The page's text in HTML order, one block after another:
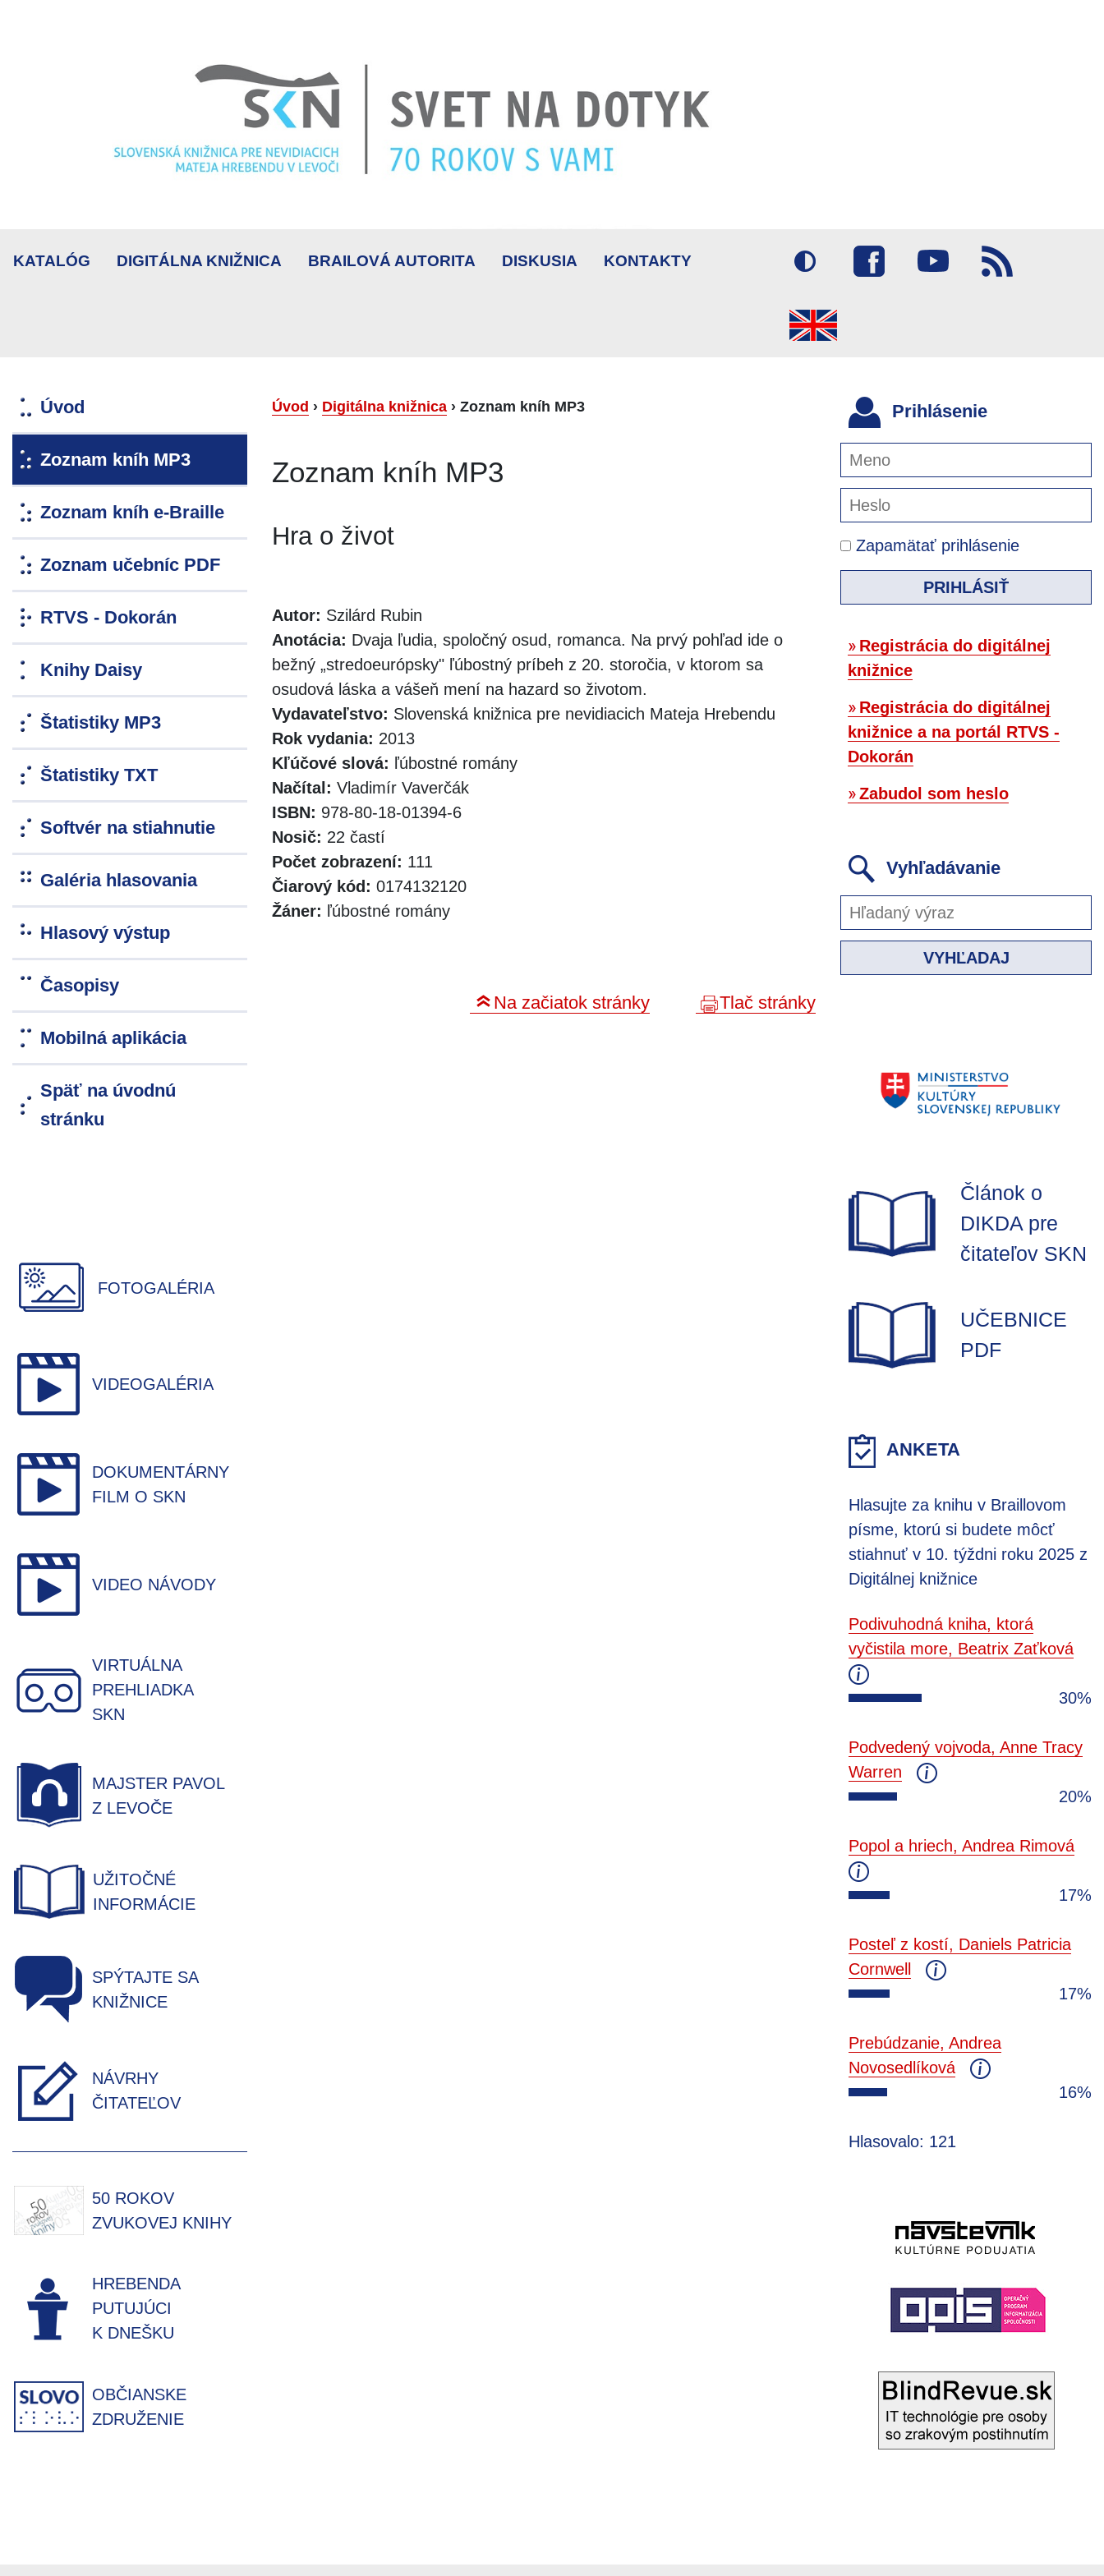
KATALÓG DIGITÁLNA KNIŽNICA BRAILOVÁ AUTORITA DISKUSIA KONTAKTY
Úvod
Zoznam kníh MP3
Zoznam kníh e-Braille
Zoznam učebníc PDF
RTVS - Dokorán
Knihy Daisy
Štatistiky MP3
Štatistiky TXT
Softvér na stiahnutie
Galéria hlasovania
Hlasový výstup
Časopisy
Mobilná aplikácia
Späť na úvodnú
stránku
FOTOGALÉRIA
VIDEOGALÉRIA
DOKUMENTÁRNY
FILM O SKN
VIDEO NÁVODY
VIRTUÁLNA
PREHLIADKA
SKN
MAJSTER PAVOL
Z LEVOČE
UŽITOČNÉ
INFORMÁCIE
SPÝTAJTE SA
KNIŽNICE
NÁVRHY
ČITATEĽOV
50 ROKOV
ZVUKOVEJ KNIHY
HREBENDA
PUTUJÚCI
K DNEŠKU
OBČIANSKE
ZDRUŽENIE
Úvod › Digitálna knižnica › Zoznam kníh MP3
Zoznam kníh MP3
Hra o život
Autor: Szilárd Rubin
Anotácia: Dvaja ľudia, spoločný osud, romanca. Na prvý pohľad ide o
bežný „stredoeurópsky" ľúbostný príbeh z 20. storočia, v ktorom sa
osudová láska a vášeň mení na hazard so životom.
Vydavateľstvo: Slovenská knižnica pre nevidiacich Mateja Hrebendu
Rok vydania: 2013
Kľúčové slová: ľúbostné romány
Načítal: Vladimír Vaverčák
ISBN: 978-80-18-01394-6
Nosič: 22 častí
Počet zobrazení: 111
Čiarový kód: 0174132120
Žáner: ľúbostné romány
Na začiatok stránky Tlač stránky
Prihlásenie
Zapamätať prihlásenie
PRIHLÁSIŤ
Registrácia do digitálnej
knižnice
Registrácia do digitálnej
knižnice a na portál RTVS -
Dokorán
Zabudol som heslo
Vyhľadávanie
VYHĽADAJ
Článok o
DIKDA pre
čitateľov SKN
UČEBNICE
PDF
ANKETA
Hlasujte za knihu v Braillovom
písme, ktorú si budete môcť
stiahnuť v 10. týždni roku 2025 z
Digitálnej knižnice
Podivuhodná kniha, ktorá
vyčistila more, Beatrix Zaťková
30%
Podvedený vojvoda, Anne Tracy
Warren
20%
Popol a hriech, Andrea Rimová
17%
Posteľ z kostí, Daniels Patricia
Cornwell
17%
Prebúdzanie, Andrea
Novosedlíková
16%
Hlasovalo: 121